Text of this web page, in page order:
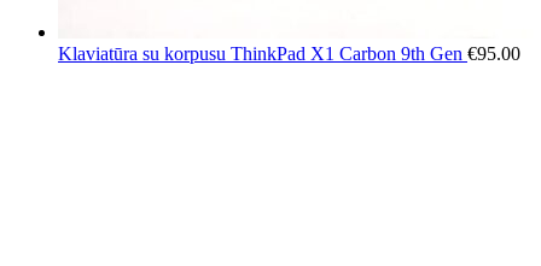
Klaviatūra su korpusu ThinkPad X1 Carbon 9th Gen €95.00